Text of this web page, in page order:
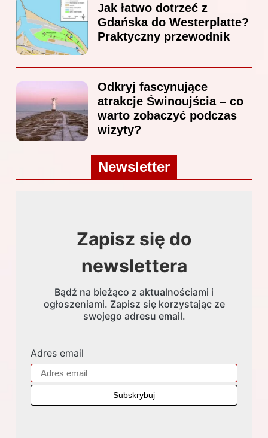
Jak łatwo dotrzeć z
Gdańska do Westerplatte?
Praktyczny przewodnik
Odkryj fascynujące
atrakcje Świnoujścia – co
warto zobaczyć podczas
wizyty?
Newsletter
Zapisz się do
newslettera
Bądź na bieżąco z aktualnościami i
ogłoszeniami. Zapisz się korzystając ze
swojego adresu email.
Adres email